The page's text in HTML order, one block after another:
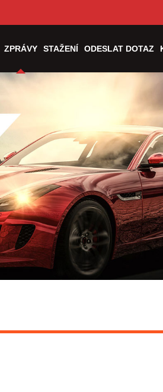
ZPRÁVY STAŽENÍ ODESLAT DOTAZ